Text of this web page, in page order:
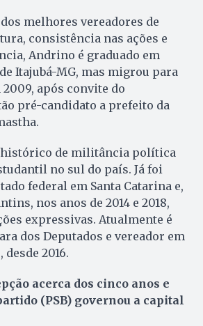
melhores vereadores de
consistência nas ações e
Andrino é graduado em
Itajubá-MG, mas migrou para
após convite do
pré-candidato a prefeito da
de militância política
no sul do país. Já foi
federal em Santa Catarina e,
nos anos de 2014 e 2018,
expressivas. Atualmente é
dos Deputados e vereador em
desde 2016.
acerca dos cinco anos e
(PSB) governou a capital